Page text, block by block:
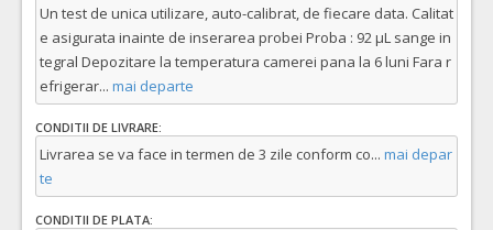
Un test de unica utilizare, auto-calibrat, de fiecare data. Calitat
e asigurata inainte de inserarea probei Proba : 92 µL sange in
tegral Depozitare la temperatura camerei pana la 6 luni Fara r
efrigerar... mai departe
CONDITII DE LIVRARE:
Livrarea se va face in termen de 3 zile conform co... mai depar
te
CONDITII DE PLATA: